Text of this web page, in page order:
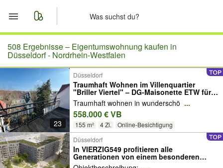
Start
Merkliste
Nachrichten
Anzeige aufgeben
508 Ergebnisse – Eigentumswohnung kaufen in
Düsseldorf - Nordrhein-Westfalen
23
Düsseldorf
Traumhaft Wohnen im Villenquartier
"Briller Viertel" – DG-Maisonette ETW für
Individualisten
Traumhaft wohnen in wunderschö ...
558.000 € VB
155 m² 4 Zi. Online-Besichtigung
Düsseldorf
In VIERZIG549 profitieren alle
Generationen von einem besonderen
Konzept: Großzügige Grünflächen mit